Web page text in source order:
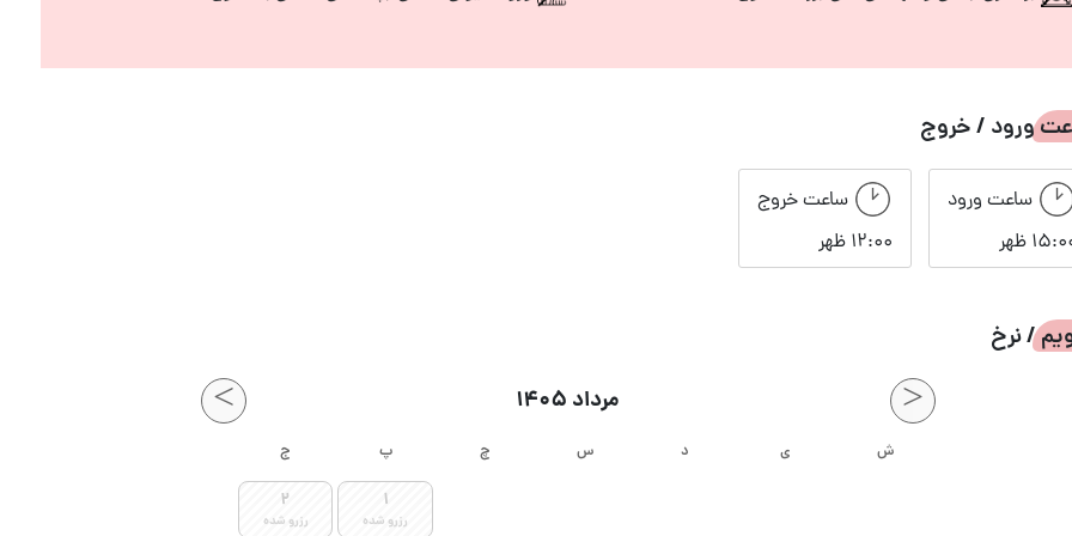
ورود / خروج
ساعت ورود
ظهر
ساعت خروج
12:00 ظهر
/ نرخ
< مرداد 1405 >
ش ی د س چ پ ج
1
رزرو شده
2
رزرو شده